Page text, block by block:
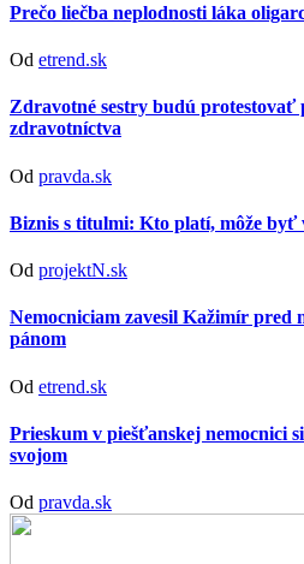
Prečo liečba neplodnosti láka
Od etrend.sk
Zdravotné sestry budú
zdravotníctva
Od pravda.sk
Biznis s titulmi: Kto platí, môže byť
Od projektN.sk
Nemocniciam zavesil Kažimír pred
pánom
Od etrend.sk
Prieskum v piešťanskej nemocnici
svojom
Od pravda.sk